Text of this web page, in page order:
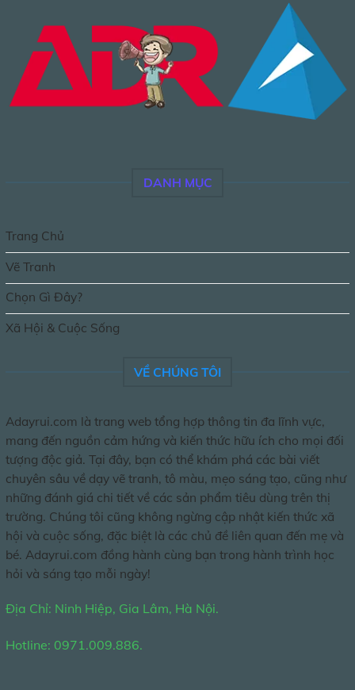
DANH MỤC
Trang Chủ
Vẽ Tranh
Chọn Gì Đây?
Xã Hội & Cuộc Sống
VỀ CHÚNG TÔI
Adayrui.com là trang web tổng hợp thông tin đa lĩnh vực,
mang đến nguồn cảm hứng và kiến thức hữu ích cho mọi đối
tượng độc giả. Tại đây, bạn có thể khám phá các bài viết
chuyên sâu về dạy vẽ tranh, tô màu, mẹo sáng tạo, cũng như
những đánh giá chi tiết về các sản phẩm tiêu dùng trên thị
trường. Chúng tôi cũng không ngừng cập nhật kiến thức xã
hội và cuộc sống, đặc biệt là các chủ đề liên quan đến mẹ và
bé. Adayrui.com đồng hành cùng bạn trong hành trình học
hỏi và sáng tạo mỗi ngày!
Địa Chỉ: Ninh Hiệp, Gia Lâm, Hà Nội.
Hotline: 0971.009.886.